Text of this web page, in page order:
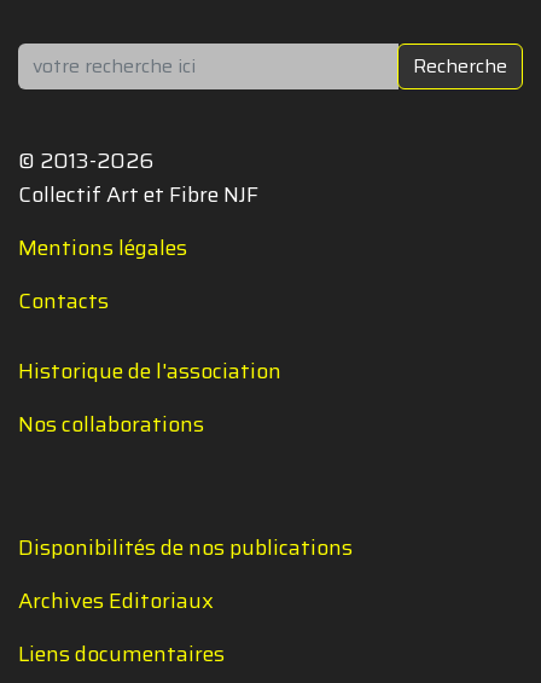
Rechercher Recherche
© 2013-2026
Collectif Art et Fibre NJF
Mentions légales
Contacts
Historique de l'association
Nos collaborations
Disponibilités de nos publications
Archives Editoriaux
Liens documentaires